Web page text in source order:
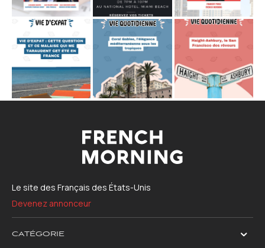
Le site des Français des États-Unis
Devenez annonceur
CATÉGORIE